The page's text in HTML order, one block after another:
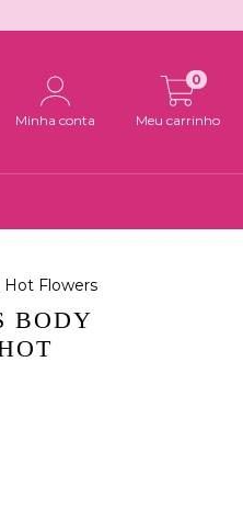
Minha conta Meu carrinho
0
Hot Flowers
BODY